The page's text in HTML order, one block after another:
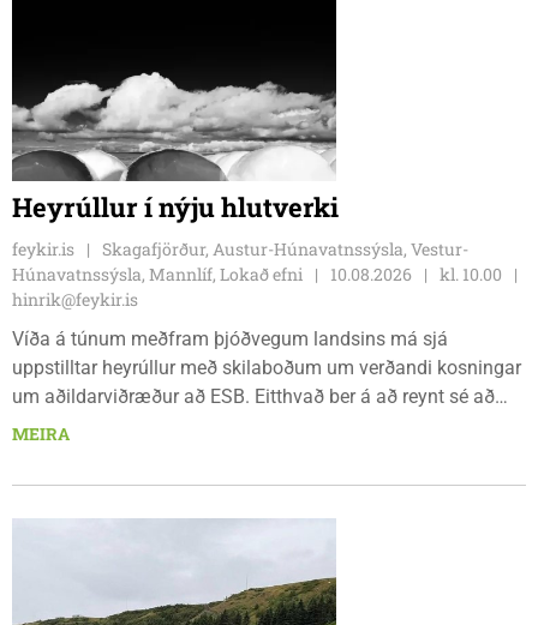
Heyrúllur í nýju hlutverki
feykir.is
Skagafjörður, Austur-Húnavatnssýsla, Vestur-
Húnavatnssýsla, Mannlíf, Lokað efni
10.08.2026
kl. 10.00
hinrik@feykir.is
Víða á túnum meðfram þjóðvegum landsins má sjá
uppstilltar heyrúllur með skilaboðum um verðandi kosningar
um aðildarviðræður að ESB. Eitthvað ber á að reynt sé að
eiga við boðskapinn eftir á og er það auðvitað ekki lögum
annarra. Erla Jónsdóttir á Skagaströnd segir svo frá á
MEIRA